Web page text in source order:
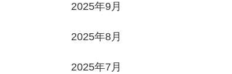
2025年9月
2025年8月
2025年7月